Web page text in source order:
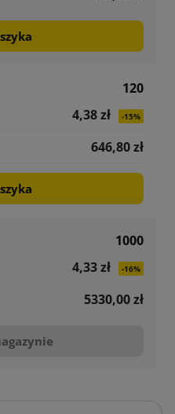
120
4,38 zł
-15%
646,80 zł
1000
4,33 zł
-16%
5330,00 zł